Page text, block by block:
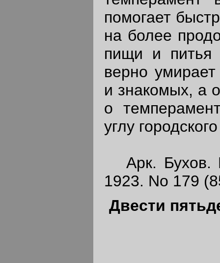
помогает
на более
пищи и питья
верно
и знакомых, а
о
углу
Арк. Бухов.
1923. No 179
Двести